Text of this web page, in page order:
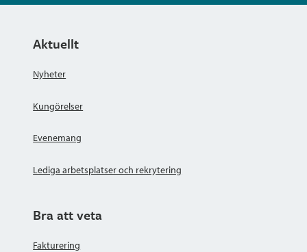
Aktuellt
Nyheter
Kungörelser
Evenemang
Lediga arbetsplatser och rekrytering
Bra att veta
Fakturering